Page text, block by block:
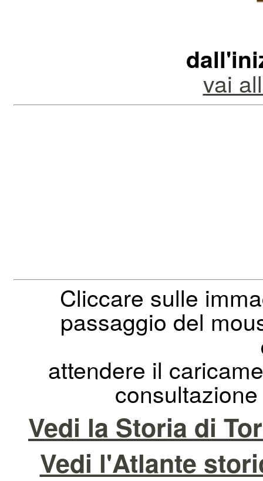
vai
Cliccare sulle
passaggio del
attendere il
Vedi la Storia di
Vedi l'Atlante